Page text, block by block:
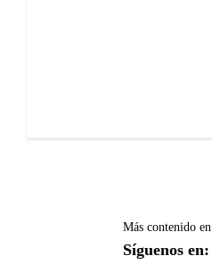
Más contenido en
Síguenos en: